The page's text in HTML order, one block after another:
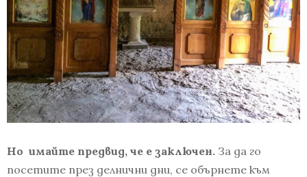
Но имайте предвид, че е заключен. За да го
посетите през делнични дни, се обърнете към